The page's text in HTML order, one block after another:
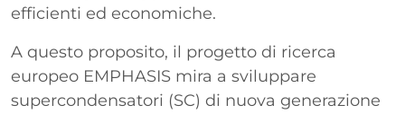
efficienti ed economiche.
A questo proposito, il progetto di ricerca
europeo EMPHASIS mira a sviluppare
supercondensatori (SC) di nuova generazione